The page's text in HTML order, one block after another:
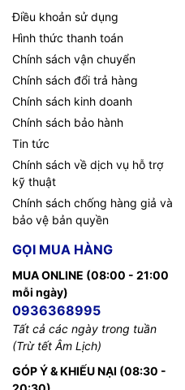
Điều khoản sử dụng
Hình thức thanh toán
Chính sách vận chuyển
Chính sách đổi trả hàng
Chính sách kinh doanh
Chính sách bảo hành
Tin tức
Chính sách về dịch vụ hỗ trợ
kỹ thuật
Chính sách chống hàng giả và
bảo vệ bản quyền
GỌI MUA HÀNG
MUA ONLINE (08:00 - 21:00
mỗi ngày)
0936368995
Tất cả các ngày trong tuần
(Trừ tết Âm Lịch)
GÓP Ý & KHIẾU NẠI (08:30 -